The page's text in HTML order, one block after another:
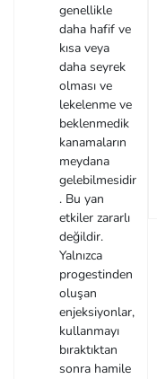
genellikle
daha hafif ve
kısa veya
daha seyrek
olması ve
lekelenme ve
beklenmedik
kanamaların
meydana
gelebilmesidir
. Bu yan
etkiler zararlı
değildir.
Yalnızca
progestinden
oluşan
enjeksiyonlar,
kullanmayı
bıraktıktan
sonra hamile